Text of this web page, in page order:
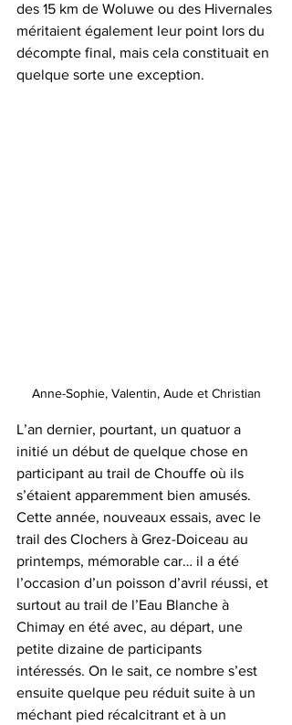
des 15 km de Woluwe ou des Hivernales
méritaient également leur point lors du
décompte final, mais cela constituait en
quelque sorte une exception.
Anne-Sophie, Valentin, Aude et Christian
L’an dernier, pourtant, un quatuor a
initié un début de quelque chose en
participant au trail de Chouffe où ils
s’étaient apparemment bien amusés.
Cette année, nouveaux essais, avec le
trail des Clochers à Grez-Doiceau au
printemps, mémorable car… il a été
l’occasion d’un poisson d’avril réussi, et
surtout au trail de l’Eau Blanche à
Chimay en été avec, au départ, une
petite dizaine de participants
intéressés. On le sait, ce nombre s’est
ensuite quelque peu réduit suite à un
méchant pied récalcitrant et à un